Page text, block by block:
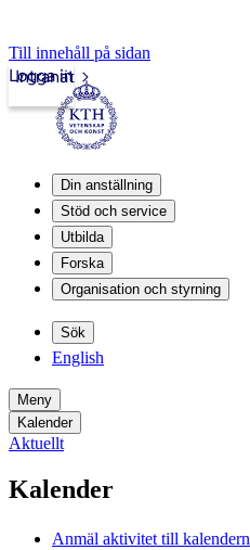
Till innehåll på sidan
Intranät
Logga in
Din anställning
Stöd och service
Utbilda
Forska
Organisation och styrning
Sök
English
Meny
Kalender
Aktuellt
Kalender
Anmäl aktivitet till kalendern